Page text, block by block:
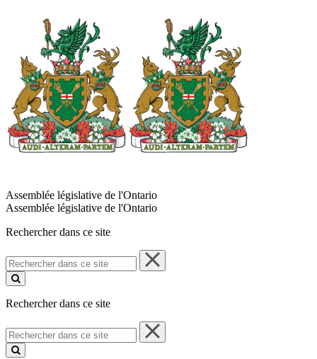
Assemblée législative de l'Ontario
Assemblée législative de l'Ontario
Rechercher dans ce site
Rechercher
dans
ce
Rechercher dans ce site
Rechercher
dans
ce